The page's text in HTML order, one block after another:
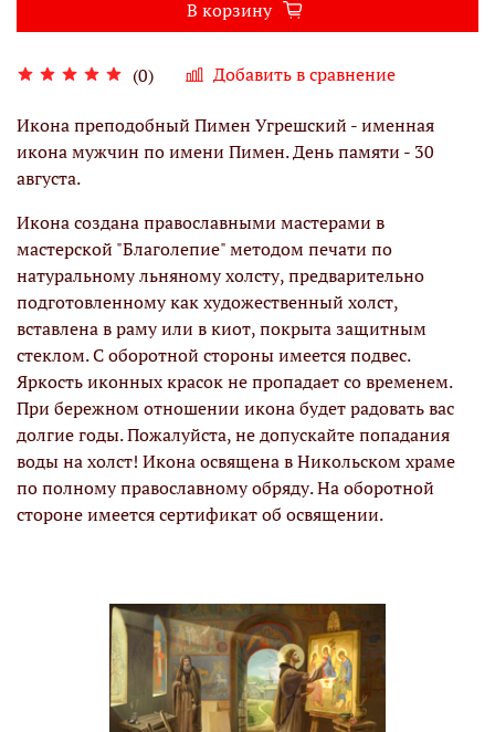
(0) Добавить в сравнение
В корзину
Икона преподобный Пимен Угрешский - именная
икона мужчин по имени Пимен. День памяти - 30
августа.
Икона создана православными мастерами в
мастерской "Благолепие" методом печати по
натуральному льняному холсту, предварительно
подготовленному как художественный холст,
вставлена в раму или в киот, покрыта защитным
стеклом. С оборотной стороны имеется подвес.
Яркость иконных красок не пропадает со временем.
При бережном отношении икона будет радовать вас
долгие годы. Пожалуйста, не допускайте попадания
воды на холст! Икона освящена в Никольском храме
по полному православному обряду. На оборотной
стороне имеется сертификат об освящении.